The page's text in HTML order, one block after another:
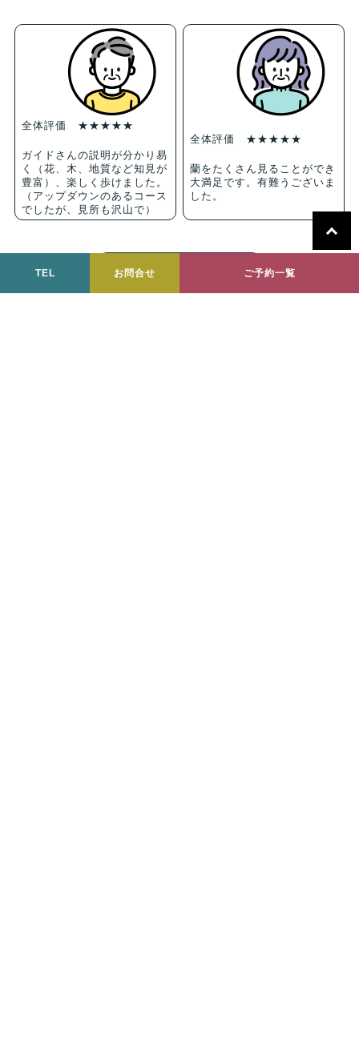
TEL お問合せ ご予約一覧
全体評価 ★★★★★
ガイドさんの説明が分かり易
く（花、木、地質など知見が
豊富）、楽しく歩けました。
（アップダウンのあるコース
でしたが、見所も沢山で）
全体評価 ★★★★★
蘭をたくさん見ることができ
大満足です。有難うございま
した。